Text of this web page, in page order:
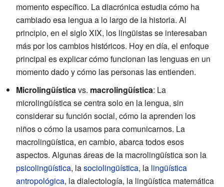
momento específico. La diacrónica estudia cómo ha
cambiado esa lengua a lo largo de la historia. Al
principio, en el siglo XIX, los lingüistas se interesaban
más por los cambios históricos. Hoy en día, el enfoque
principal es explicar cómo funcionan las lenguas en un
momento dado y cómo las personas las entienden.
Microlingüística vs. macrolingüística: La
microlingüística se centra solo en la lengua, sin
considerar su función social, cómo la aprenden los
niños o cómo la usamos para comunicarnos. La
macrolingüística, en cambio, abarca todos esos
aspectos. Algunas áreas de la macrolingüística son la
psicolingüística, lasociolingüística, la lingüística
antropológica, la dialectología, la lingüística matemática